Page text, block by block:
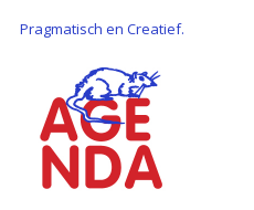
Pragmatisch en Creatief.